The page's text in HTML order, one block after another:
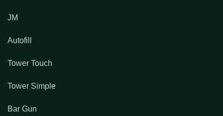
JM
Autofill
Tower Touch
Tower Simple
Bar Gun